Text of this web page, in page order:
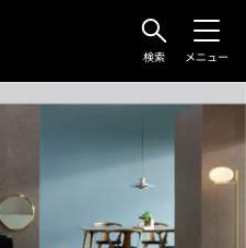
検索 メニュー